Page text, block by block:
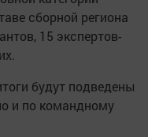
сборной региона
15 экспертов-
будут подведены
и по командному